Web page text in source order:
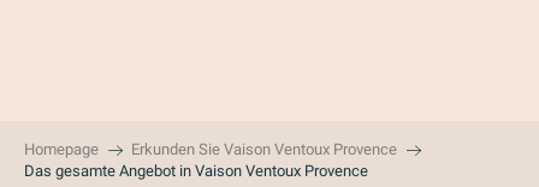
Homepage
Erkunden Sie Vaison Ventoux Provence
Das gesamte Angebot in Vaison Ventoux Provence